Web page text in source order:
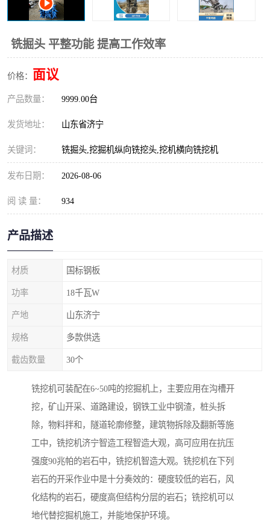
铣掘头 平整功能 提高工作效率
价格： 面议
产品数量： 9999.00台
发货地址： 山东省济宁
关键词： 铣掘头,挖掘机纵向铣挖头,挖机横向铣挖机
发布日期： 2026-08-06
阅 读 量： 934
产品描述
材质 国标钢板
功率 18千瓦W
产地 山东济宁
规格 多款供选
截齿数量 30个
铣挖机可装配在6~50吨的挖掘机上，主要应用在沟槽开
挖，矿山开采、道路建设，钢铁工业中钢渣，桩头拆
除，物料拌和，隧道轮廓修整，建筑物拆除及翻新等施
工中，铣挖机济宁智造工程智造大观，高可应用在抗压
强度90兆帕的岩石中，铣挖机智造大观。铣挖机在下列
岩石的开采作业中是十分奏效的：硬度较低的岩石，风
化结构的岩石，硬度高但结构分层的岩石；铣挖机可以
地代替挖掘机施工，并能地保护环境。
清扫器 割草机
挖树机 拓荒机
滚筒筛
挖掘机破碎斗